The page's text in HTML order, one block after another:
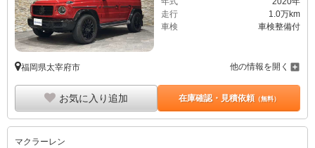
走行
1.0万km
車検
車検整備付
福岡県太宰府市 他の情報を開く
お気に入り追加 在庫確認・見積依頼（無料）
マクラーレン